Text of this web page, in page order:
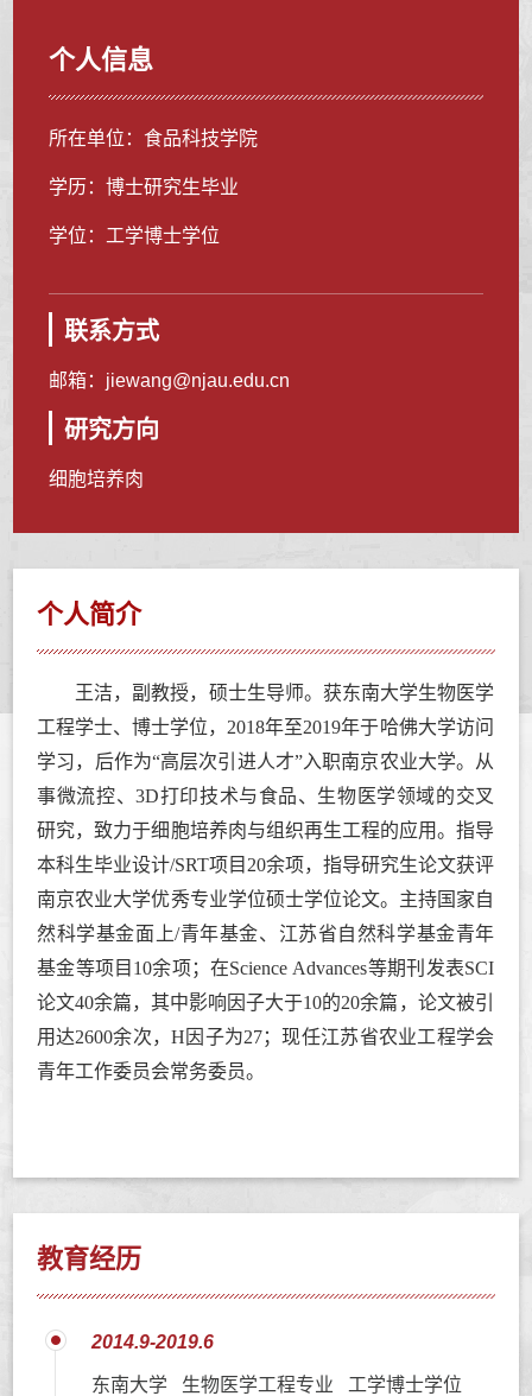
个人信息
所在单位：食品科技学院
学历：博士研究生毕业
学位：工学博士学位
联系方式
邮箱： jiewang@njau.edu.cn
研究方向
细胞培养肉
个人简介
王洁，副教授，硕士生导师。获东南大学生物医学
工程学士、博士学位， 2018年至2019年于哈佛大学访问
学习，后作为“高层次引进人才”入职南京农业大学。从
事微流控、3D打印技术与食品、生物医学领域的交叉
研究，致力于细胞培养肉与组织再生工程的应用。指导
本科生毕业设计/SRT项目 20余项，指导研究生论文获评
南京农业大学优秀专业学位硕士学位论文。主持国家自
然科学基金面上/青年基金、江苏省自然科学基金青年
基金等项目 10余项；在Science Advances等期刊发表SCI
论文40余篇，其中影响因子大于10的20余篇，论文被引
用达2600余次，H 因子为27；现任江苏省农业工程学会
青年工作委员会常务委员。
教育经历
2014.9-2019.6
东南大学 生物医学工程专业 工学博士学位